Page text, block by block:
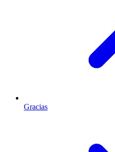
Gracias